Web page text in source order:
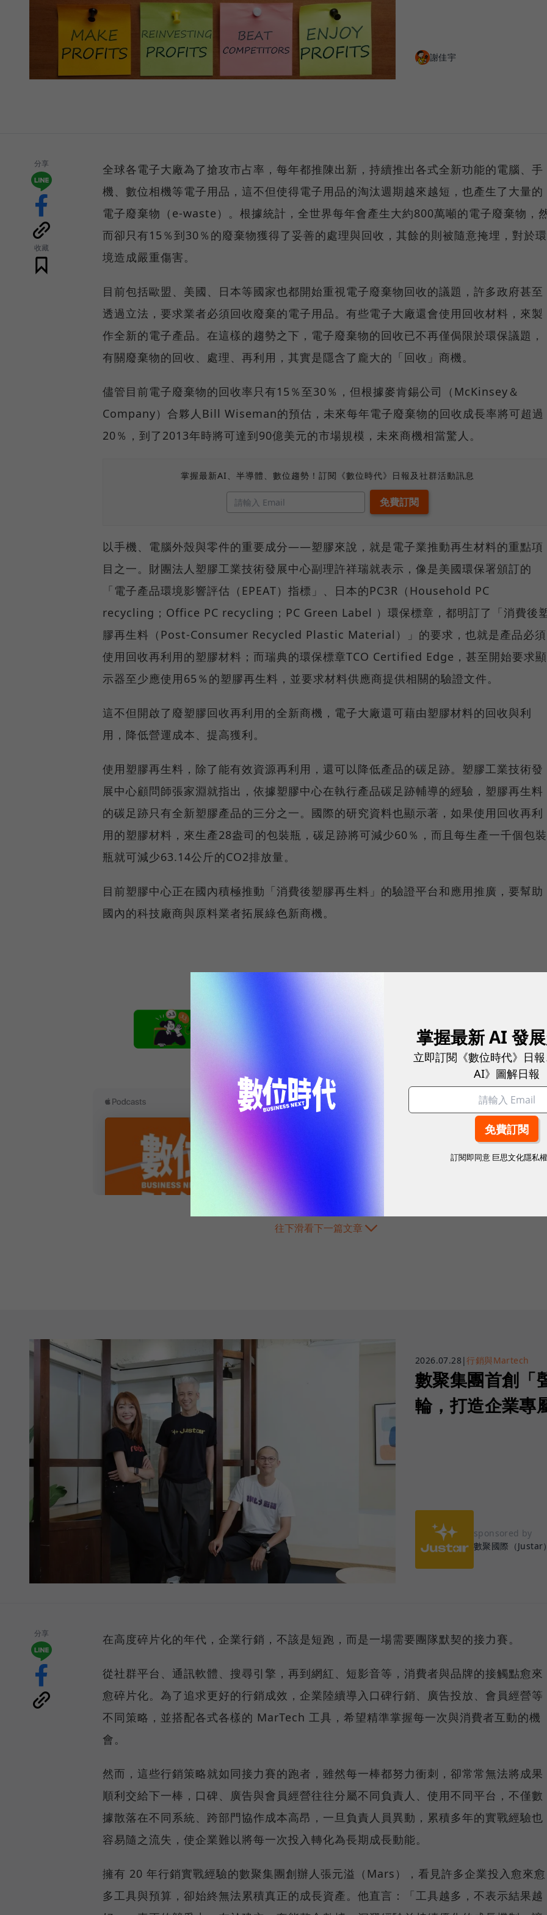
謝佳宇
分享
收藏
全球各電子大廠為了搶攻市占率，每年都推陳出新，持續推出各式全新功能的電腦、手
機、數位相機等電子用品，這不但使得電子用品的淘汰週期越來越短，也產生了大量的
電子廢棄物（e-waste）。根據統計，全世界每年會產生大約800萬噸的電子廢棄物，
而卻只有15％到30％的廢棄物獲得了妥善的處理與回收，其餘的則被隨意掩埋，對於環
境造成嚴重傷害。
目前包括歐盟、美國、日本等國家也都開始重視電子廢棄物回收的議題，許多政府甚至
透過立法，要求業者必須回收廢棄的電子用品。有些電子大廠還會使用回收材料，來製
作全新的電子產品。在這樣的趨勢之下，電子廢棄物的回收已不再僅侷限於環保議題，
有關廢棄物的回收、處理、再利用，其實是隱含了龐大的「回收」商機。
儘管目前電子廢棄物的回收率只有15％至30％，但根據麥肯錫公司（McKinsey＆
Company）合夥人Bill Wiseman的預估，未來每年電子廢棄物的回收成長率將可超過
20％，到了2013年時將可達到90億美元的市場規模，未來商機相當驚人。
掌握最新AI、半導體、數位趨勢！訂閱《數位時代》日報及社群活動訊息
以手機、電腦外殼與零件的重要成分――塑膠來說，就是電子業推動再生材料的重點項
目之一。財團法人塑膠工業技術發展中心副理許祥瑞就表示，像是美國環保署頒訂的
「電子產品環境影響評估（EPEAT）指標」、日本的PC3R（Household PC
recycling；Office PC recycling；PC Green Label ）環保標章，都明訂了「消費後
膠再生料（Post-Consumer Recycled Plastic Material）」的要求，也就是產品必須
使用回收再利用的塑膠材料；而瑞典的環保標章TCO Certified Edge，甚至開始要求顯
示器至少應使用65％的塑膠再生料，並要求材料供應商提供相關的驗證文件。
這不但開啟了廢塑膠回收再利用的全新商機，電子大廠還可藉由塑膠材料的回收與利
用，降低營運成本、提高獲利。
使用塑膠再生料，除了能有效資源再利用，還可以降低產品的碳足跡。塑膠工業技術發
展中心顧問師張家淵就指出，依據塑膠中心在執行產品碳足跡輔導的經驗，塑膠再生料
的碳足跡只有全新塑膠產品的三分之一。國際的研究資料也顯示著，如果使用回收再利
用的塑膠材料，來生產28盎司的包裝瓶，碳足跡將可減少60％，而且每生產一千個包裝
瓶就可減少63.14公斤的CO2排放量。
目前塑膠中心正在國內積極推動「消費後塑膠再生料」的驗證平台和應用推廣，要幫助
國內的科技廠商與原料業者拓展綠色新商機。
往下滑看下一篇文章
2026.07.28 |行銷與Martech
數聚集團首創「
輪，打造企業專
sponsored by
數聚國際（Justar
分享 在高度碎片化的年代，企業行銷，不該是短跑，而是一場需要團隊默契的接力賽。
從社群平台、通訊軟體、搜尋引擎，再到網紅、短影音等，消費者與品牌的接觸點愈來
愈碎片化。為了追求更好的行銷成效，企業陸續導入口碑行銷、廣告投放、會員經營等
不同策略，並搭配各式各樣的 MarTech 工具，希望精準掌握每一次與消費者互動的機
會。
然而，這些行銷策略就如同接力賽的跑者，雖然每一棒都努力衝刺，卻常常無法將成果
順利交給下一棒，口碑、廣告與會員經營往往分屬不同負責人、使用不同平台，不僅數
據散落在不同系統、跨部門協作成本高昂，一旦負責人員異動，累積多年的實戰經驗也
容易隨之流失，使企業難以將每一次投入轉化為長期成長動能。
擁有 20 年行銷實戰經驗的數聚集團創辦人張元溢（Mars），看見許多企業投入愈來愈
多工具與預算，卻始終無法累積真正的成長資產。他直言：「工具越多，不表示結果越
掌握最新 AI 發
立即訂閱《數位時代》日
AI》圖解日報
訂閱即同意 巨思文化隱私